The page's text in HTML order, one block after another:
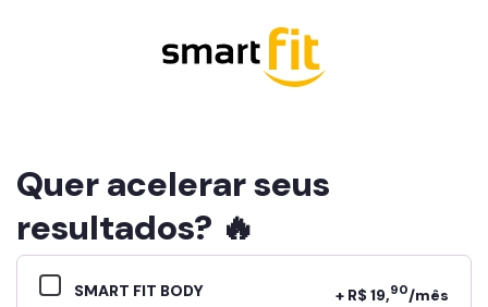
Quer acelerar seus
resultados? 🔥
SMART FIT BODY + R$ 19,90/mês